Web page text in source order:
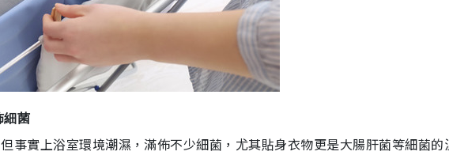
細菌
事實上浴室環境潮濕，滿佈不少細菌，尤其貼身衣物更是大腸肝菌等細菌的